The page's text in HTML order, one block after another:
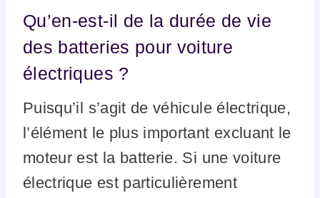
Qu’en-est-il de la durée de vie
des batteries pour voiture
électriques ?
Puisqu’il s’agit de véhicule électrique,
l’élément le plus important excluant le
moteur est la batterie. Si une voiture
électrique est particulièrement